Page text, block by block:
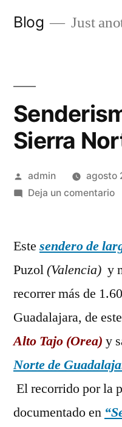
Blog Just
Sierra
Publicado
por
admin
agosto
Deja un comentarioen
la
10
Este sendero de
Puzol(Valencia) y
recorrer más de
Guadalajara, de
Alto Tajo (Orea) y
Norte de
El recorrido por la
documentado en